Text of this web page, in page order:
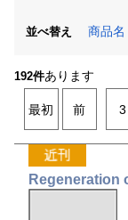
並べ替え 商品名
192件あります
最初 前 3
Regeneration